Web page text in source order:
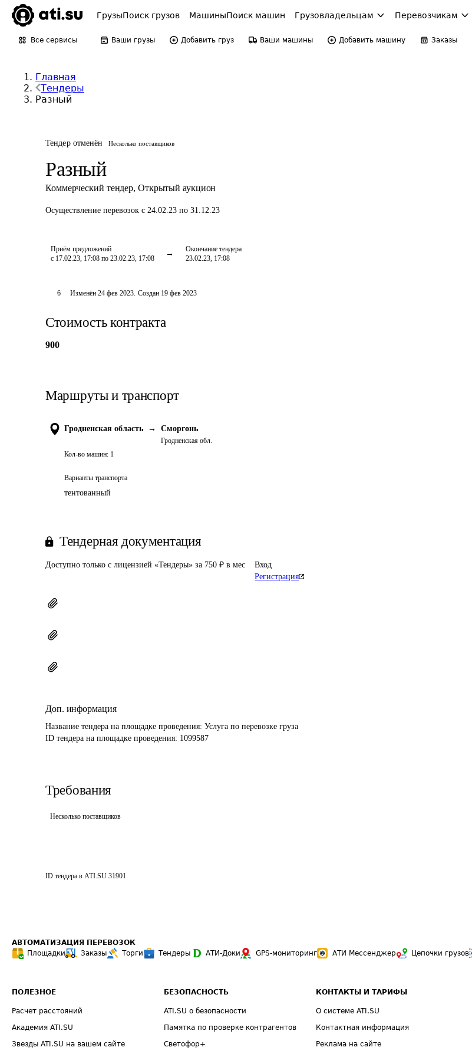
ГрузыПоиск грузов МашиныПоиск машин Грузовладельцам Перевозчикам
Все сервисы Ваши грузы Добавить груз Ваши машины Добавить машину Заказы
Главная
Тендеры
Разный
Тендер отменён Несколько поставщиков
Разный
Коммерческий тендер, Открытый аукцион
Осуществление перевозок с 24.02.23 по 31.12.23
Приём предложений
с 17.02.23, 17:08 по 23.02.23, 17:08
Окончание тендера
23.02.23, 17:08
6 Изменён 24 фев 2023. Создан 19 фев 2023
Стоимость контракта
900
Маршруты и транспорт
Гродненская область → Сморгонь
Гродненская обл.
Кол-во машин: 1
Варианты транспорта
тентованный
Тендерная документация
Доступно только с лицензией «Тендеры» за 750 ₽ в мес
Вход
Регистрация
Доп. информация
Название тендера на площадке проведения: Услуга по перевозке груза
ID тендера на площадке проведения: 1099587
Требования
Несколько поставщиков
ID тендера в ATI.SU 31901
АВТОМАТИЗАЦИЯ ПЕРЕВОЗОК
Площадки
Заказы Торги Тендеры АТИ-Доки GPS-мониторинг АТИ Мессенджер Цепочки грузов
ПОЛЕЗНОЕ
Расчет расстояний
Академия ATI.SU
Звезды ATI.SU на вашем сайте
БЕЗОПАСНОСТЬ
ATI.SU о безопасности
Памятка по проверке контрагентов
Светофор+
КОНТАКТЫ И ТАРИФЫ
О системе ATI.SU
Контактная информация
Реклама на сайте